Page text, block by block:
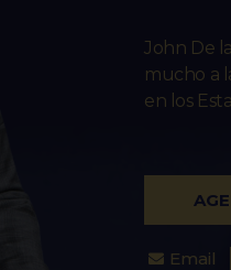
John De
mucho a
en los
Email